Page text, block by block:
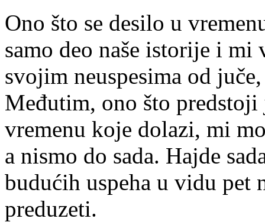
Ono što se desilo u
samo deo naše istorije i mi
svojim neuspesima od
Međutim, ono što predstoji
vremenu koje dolazi, mi
a nismo do sada. Hajde
budućih uspeha u vidu pet
preduzeti.